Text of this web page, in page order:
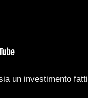
un investimento